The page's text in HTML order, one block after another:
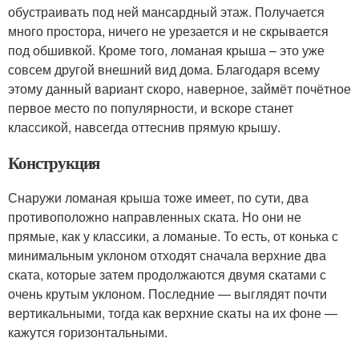
обустраивать под ней мансардный этаж. Получается
много простора, ничего не урезается и не скрывается
под обшивкой. Кроме того, ломаная крыша – это уже
совсем другой внешний вид дома. Благодаря всему
этому данный вариант скоро, наверное, займёт почётное
первое место по популярности, и вскоре станет
классикой, навсегда оттеснив прямую крышу.
Конструкция
Снаружи ломаная крыша тоже имеет, по сути, два
противоположно направленных ската. Но они не
прямые, как у классики, а ломаные. То есть, от конька с
минимальным уклоном отходят сначала верхние два
ската, которые затем продолжаются двумя скатами с
очень крутым уклоном. Последние — выглядят почти
вертикальными, тогда как верхние скаты на их фоне —
кажутся горизонтальными.